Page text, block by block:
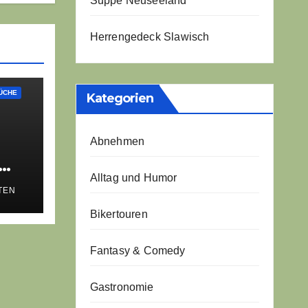
Herrengedeck Slawisch
Kategorien
Abnehmen
Alltag und Humor
Bikertouren
Fantasy & Comedy
Gastronomie